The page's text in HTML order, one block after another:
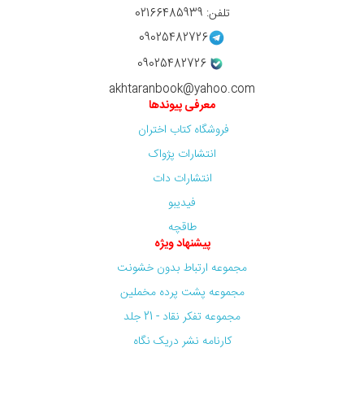
تلفن: 02166485939
09025482726
09025482726
akhtaranbook@yahoo.com
معرفی پیوندها
فروشگاه کتاب اختران
انتشارات پژواک
انتشارات دات
فیدیبو
طاقچه
پیشنهاد ویژه
مجموعه ارتباط بدون خشونت
مجموعه پشت پرده مخملین
مجموعه تفکر نقاد - 21 جلد
کارنامه نشر دریک نگاه